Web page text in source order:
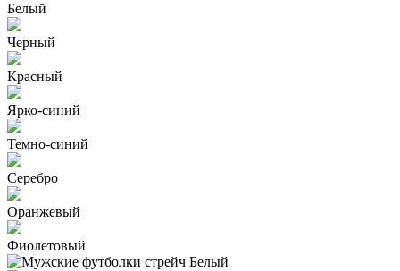
Белый
Черный
Красный
Ярко-синий
Темно-синий
Серебро
Оранжевый
Фиолетовый